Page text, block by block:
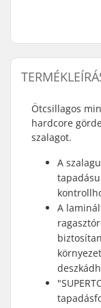
Ötcsillagos
hardcore
szalagot.
A
A